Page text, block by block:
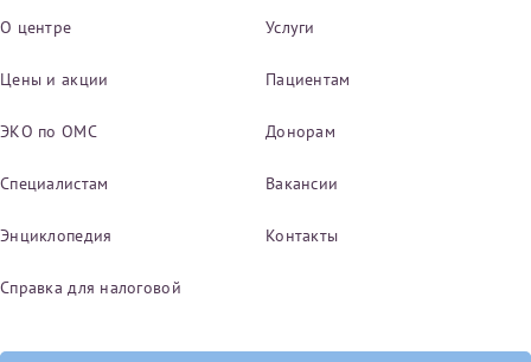
О центре Услуги
Цены и акции Пациентам
ЭКО по ОМС Донорам
Специалистам Вакансии
Энциклопедия Контакты
Справка для налоговой